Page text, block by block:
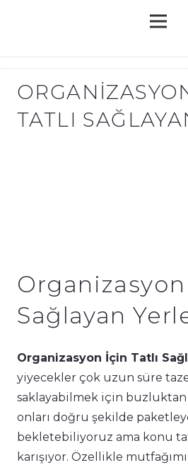
TATLI
Organizasyon
Sağlayan
Organizasyon İçin Tatlı
yiyecekler çok uzun süre
saklayabilmek için buzluktan
onları doğru şekilde
bekletebiliyoruz ama konu
karışıyor. Özellikle